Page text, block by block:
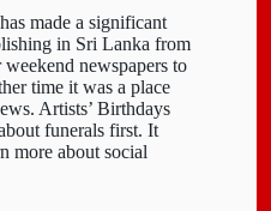
made a significant
in Sri Lanka from
newspapers to
time it was a place
Artists’ Birthdays
funerals first. It
more about social